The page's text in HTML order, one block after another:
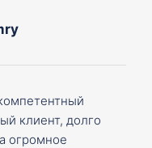
клиент, долго
огромное